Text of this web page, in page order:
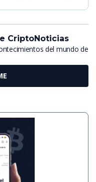
CriptoNoticias
del mundo de